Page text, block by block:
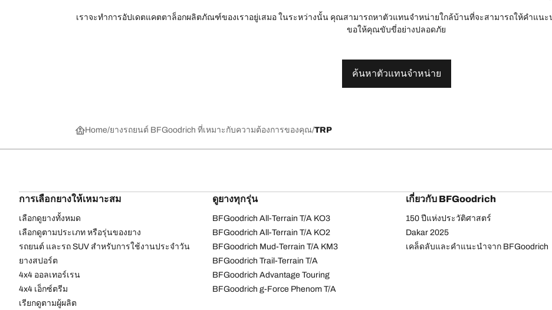
เราจะทำการอัปเดตแคตตาล็อกผลิตภัณฑ์ของเราอยู่เสมอ ในระหว่างนั้น คุณสามารถหาตัวแทนจำหน่ายใกล้บ้านที่จะสามารถให้คำแน
ขอให้คุณขับขี่อย่างปลอดภัย
ค้นหาตัวแทนจำหน่าย
Home ยางรถยนต์ BFGoodrich ที่เหมาะกับความต้องการของคุณ TRP
การเลือกยางให้เหมาะสม
เลือกดูยางทั้งหมด
เลือกดูตามประเภท หรือรุ่นของยาง
รถยนต์ และรถ SUV สำหรับการใช้งานประจำวัน
ยางสปอร์ต
4x4 ออลเทอร์เรน​
4x4 เอ็กซ์ตรีม​
เรียกดูตามผู้ผลิต
ดูยางทุกรุ่น
BFGoodrich All-Terrain T/A KO3
BFGoodrich All-Terrain T/A KO2
BFGoodrich Mud-Terrain T/A KM3
BFGoodrich Trail-Terrain T/A
BFGoodrich Advantage Touring
BFGoodrich g-Force Phenom T/A
เกี่ยวกับ BFGoodrich
150 ปีแห่งประวัติศาสตร์
Dakar 2025
เคล็ดลับและคำแนะนำจาก BFGoodrich